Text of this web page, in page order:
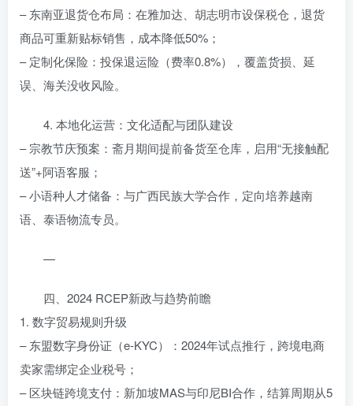
– 东南亚退货仓布局：在雅加达、胡志明市设保税仓，退货
商品可重新贴标销售，成本降低50%；
– 定制化保险：投保退运险（费率0.8%），覆盖货损、延
误、海关没收风险。
4. 本地化运营：文化适配与团队建设
– 宗教节庆预案：斋月期间提前备货至仓库，启用“无接触配
送”+阿语客服；
– 小语种人才储备：与广西民族大学合作，定向培养越南
语、泰语物流专员。
—
四、2024 RCEP新政与趋势前瞻
1. 数字贸易规则升级
– 东盟数字身份证（e-KYC）：2024年试点推行，跨境电商
卖家需绑定企业税号；
– 区块链跨境支付：新加坡MAS与印尼BI合作，结算周期从5